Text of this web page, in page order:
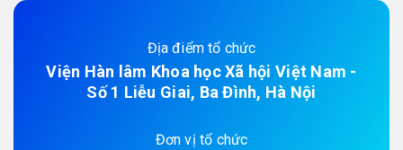
Địa điểm tổ chức
Viện Hàn lâm Khoa học Xã hội Việt Nam -
Số 1 Liễu Giai, Ba Đình, Hà Nội
Đơn vị tổ chức